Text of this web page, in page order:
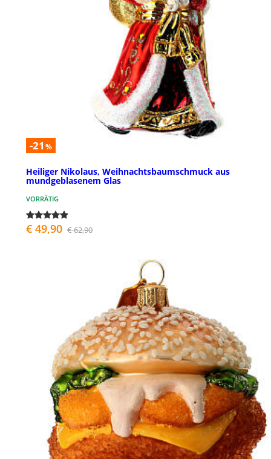
-21 %
Heiliger Nikolaus, Weihnachtsbaumschmuck aus
mundgeblasenem Glas
VORRÄTIG
€ 49,90 € 62,90